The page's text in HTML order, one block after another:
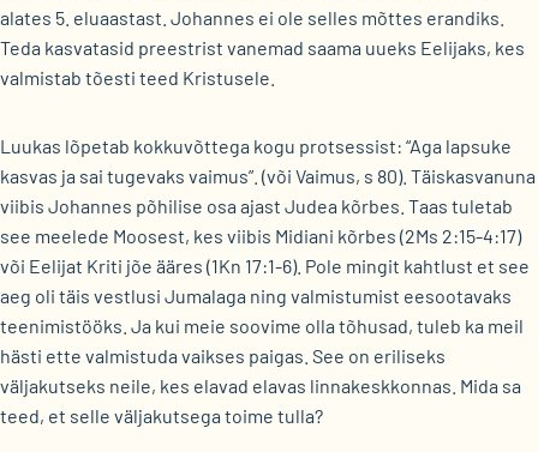
alates 5. eluaastast. Johannes ei ole selles mõttes erandiks.
Teda kasvatasid preestrist vanemad saama uueks Eelijaks, kes
valmistab tõesti teed Kristusele.
Luukas lõpetab kokkuvõttega kogu protsessist: “Aga lapsuke
kasvas ja sai tugevaks vaimus”. (või Vaimus, s 80). Täiskasvanuna
viibis Johannes põhilise osa ajast Judea kõrbes. Taas tuletab
see meelede Moosest, kes viibis Midiani kõrbes (2Ms 2:15-4:17)
või Eelijat Kriti jõe ääres (1Kn 17:1-6). Pole mingit kahtlust et see
aeg oli täis vestlusi Jumalaga ning valmistumist eesootavaks
teenimistööks. Ja kui meie soovime olla tõhusad, tuleb ka meil
hästi ette valmistuda vaikses paigas. See on eriliseks
väljakutseks neile, kes elavad elavas linnakeskkonnas. Mida sa
teed, et selle väljakutsega toime tulla?